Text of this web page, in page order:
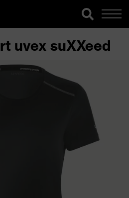
uvex suXXeed